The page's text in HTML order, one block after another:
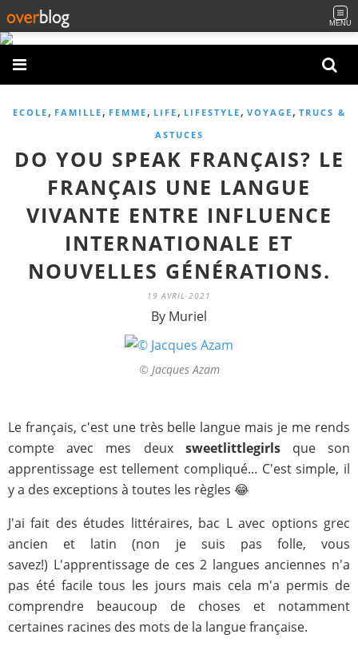
MENU
ECOLE , FAMILLE , FEMME , LIFE , LIFESTYLE , VOYAGE , TRUCS &
ASTUCES
DO YOU SPEAK FRANÇAIS? LE
FRANÇAIS UNE LANGUE
VIVANTE ENTRE INFLUENCE
INTERNATIONALE ET
NOUVELLES GÉNÉRATIONS.
19 AVRIL 2021
By Muriel
© Jacques Azam
Le français, c'est une très belle langue mais je me rends
compte avec mes deux sweetlittlegirlsque son
apprentissage est tellement compliqué... C'est simple, il
y a des exceptions à toutes les règles 😂
J'ai fait des études littéraires, bac L avec options grec
ancien et latin (non je suis pas folle, vous
savez!) L'apprentissage de ces 2 langues anciennes n'a
pas été facile tous les jours mais cela m'a permis de
comprendre beaucoup de choses et notamment
certaines racines des mots de la langue française.